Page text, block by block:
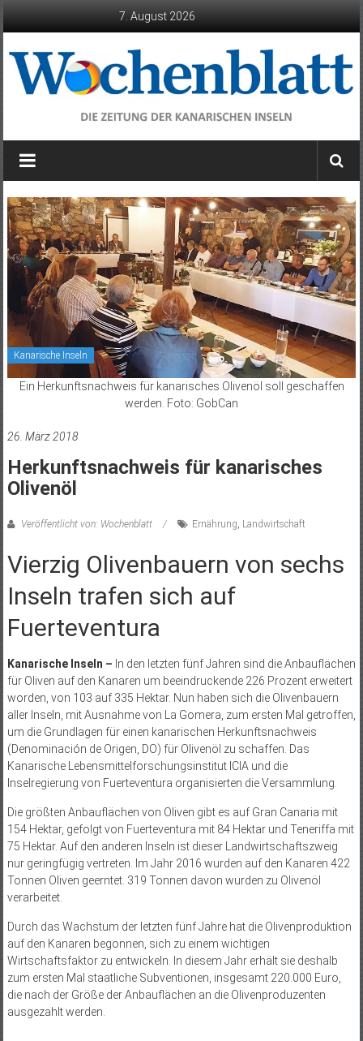
7. August 2026
Wochenblatt
die
der
Kanarischen
Inseln
Kanarische Inseln
Ein Herkunftsnachweis für kanarisches Olivenöl soll geschaffen
werden. Foto: GobCan
26. März 2018
Herkunftsnachweis für kanarisches
Olivenöl
Veröffentlicht von: Wochenblatt Ernährung, Landwirtschaft
Vierzig Olivenbauern von sechs
Inseln trafen sich auf
Fuerteventura
Kanarische Inseln – In den letzten fünf Jahren sind die Anbauflächen
für Oliven auf den Kanaren um beeindruckende 226 Prozent erweitert
worden, von 103 auf 335 Hektar. Nun haben sich die Olivenbauern
aller Inseln, mit Ausnahme von La Gomera, zum ersten Mal getroffen,
um die Grundlagen für einen kanarischen Herkunftsnachweis
(Denominación de Origen, DO) für Olivenöl zu schaffen. Das
Kanarische Lebensmittelforschungsinstitut ICIA und die
Inselregierung von Fuerteventura organisierten die Versammlung.
Die größten Anbauflächen von Oliven gibt es auf Gran Canaria mit
154 Hektar, gefolgt von Fuerteventura mit 84 Hektar und Teneriffa mit
75 Hektar. Auf den anderen Inseln ist dieser Landwirtschaftszweig
nur geringfügig vertreten. Im Jahr 2016 wurden auf den Kanaren 422
Tonnen Oliven geerntet. 319 Tonnen davon wurden zu Olivenöl
verarbeitet.
Durch das Wachstum der letzten fünf Jahre hat die Olivenproduktion
auf den Kanaren begonnen, sich zu einem wichtigen
Wirtschaftsfaktor zu entwickeln. In diesem Jahr erhält sie deshalb
zum ersten Mal staatliche Subventionen, insgesamt 220.000 Euro,
die nach der Größe der Anbauflächen an die Olivenproduzenten
ausgezahlt werden.